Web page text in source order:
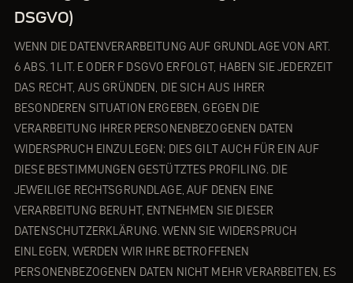
DSGVO)
WENN DIE DATENVERARBEITUNG AUF GRUNDLAGE VON ART.
6 ABS. 1 LIT. E ODER F DSGVO ERFOLGT, HABEN SIE JEDERZEIT
DAS RECHT, AUS GRÜNDEN, DIE SICH AUS IHRER
BESONDEREN SITUATION ERGEBEN, GEGEN DIE
VERARBEITUNG IHRER PERSONENBEZOGENEN DATEN
WIDERSPRUCH EINZULEGEN; DIES GILT AUCH FÜR EIN AUF
DIESE BESTIMMUNGEN GESTÜTZTES PROFILING. DIE
JEWEILIGE RECHTSGRUNDLAGE, AUF DENEN EINE
VERARBEITUNG BERUHT, ENTNEHMEN SIE DIESER
DATENSCHUTZERKLÄRUNG. WENN SIE WIDERSPRUCH
EINLEGEN, WERDEN WIR IHRE BETROFFENEN
PERSONENBEZOGENEN DATEN NICHT MEHR VERARBEITEN, ES